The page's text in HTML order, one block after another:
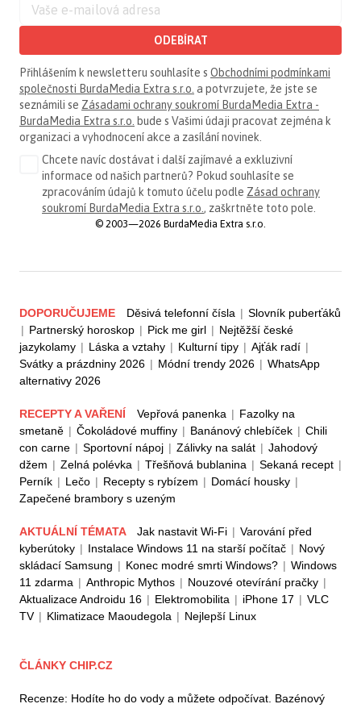
ODEBÍRAT
Přihlášením k newsletteru souhlasíte s Obchodními podmínkami
společnosti BurdaMedia Extra s.r.o. a potvrzujete, že jste se
seznámili se Zásadami ochrany soukromí BurdaMedia Extra -
BurdaMedia Extra s.r.o. bude s Vašimi údaji pracovat zejména k
organizaci a vyhodnocení akce a zasílání novinek.
Chcete navíc dostávat i další zajímavé a exkluzivní
informace od našich partnerů? Pokud souhlasíte se
zpracováním údajů k tomuto účelu podle Zásad ochrany
soukromí BurdaMedia Extra s.r.o., zaškrtněte toto pole.
© 2003—2026 BurdaMedia Extra s.r.o.
DOPORUČUJEME Děsivá telefonní čísla | Slovník puberťáků
| Partnerský horoskop | Pick me girl | Nejtěžší české
jazykolamy | Láska a vztahy | Kulturní tipy | Ajťák radí |
Svátky a prázdniny 2026 | Módní trendy 2026 | WhatsApp
alternativy 2026
RECEPTY A VAŘENÍ Vepřová panenka | Fazolky na
smetaně | Čokoládové muffiny | Banánový chlebíček | Chili
con carne | Sportovní nápoj | Zálivky na salát | Jahodový
džem | Zelná polévka | Třešňová bublanina | Sekaná recept |
Perník | Lečo | Recepty s rybízem | Domácí housky |
Zapečené brambory s uzeným
AKTUÁLNÍ TÉMATA Jak nastavit Wi-Fi | Varování před
kyberútoky | Instalace Windows 11 na starší počítač | Nový
skládací Samsung | Konec modré smrti Windows? | Windows
11 zdarma | Anthropic Mythos | Nouzové otevírání pračky |
Aktualizace Androidu 16 | Elektromobilita | iPhone 17 | VLC
TV | Klimatizace Maoudegola | Nejlepší Linux
ČLÁNKY CHIP.CZ
Recenze: Hodíte ho do vody a můžete odpočívat. Bazénový